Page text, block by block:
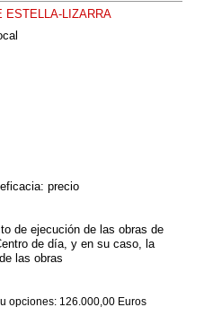
ESTELLA-LIZARRA
precio
de ejecución de las obras de
de día, y en su caso, la
las obras
opciones: 126.000,00 Euros